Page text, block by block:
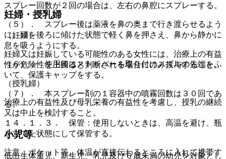
スプレー回数が２回の場合は、左右の鼻腔にスプレーする。
（５）． スプレー後は薬液を鼻の奥まで行き渡らせるよう
に、頭を後ろに傾けた状態で軽く鼻を押さえ、鼻から静かに
息を吸うようにする。
（６）． 使用後はストッパーを取り付けノズルの先端をふ
いて、保護キャップをする。
（７）． 本スプレー剤の１容器中の噴霧回数は３０回であ
る。
１４．１．３． 保管：使用しないときは、高温を避け、瓶
を立てた状態にして保管する。
注意：ポケット等、体温が直接伝わるところに入れて携帯す
妊婦・授乳婦
（妊婦）
妊婦又は妊娠している可能性のある女性には、治療上の有益
性が危険性を上回ると判断される場合にのみ投与すること。
（授乳婦）
治療上の有益性及び母乳栄養の有益性を考慮し、授乳の継続
又は中止を検討すること。
小児等
低出生体重児、新生児、乳児及び６歳未満の幼児を対象とし